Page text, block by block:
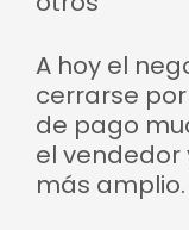
A hoy el
cerrarse
de pago
el
más amplio.